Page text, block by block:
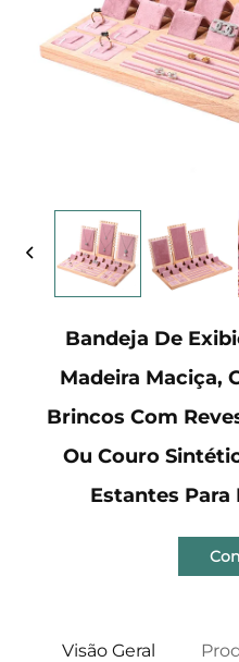
Bandeja De
Madeira Maciça,
Brincos Com
Ou Couro
Estantes Para
Visão Geral